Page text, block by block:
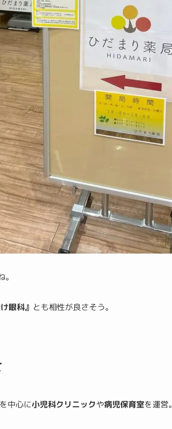
眼科』 とも相性が良さそう。
中心に小児科クリニックや病児保育室を運営。